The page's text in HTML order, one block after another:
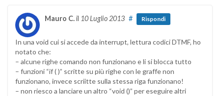
Mauro C.il 10 Luglio 2013 # Rispondi
In una void cui si accede da interrupt, lettura codici DTMF, ho
notato che:
– alcune righe comando non funzionano e li si blocca tutto
– funzioni “if ( )” scritte su più righe con le graffe non
funzionano, invece scriitte sulla stessa riga funzionano!
– non riesco a lanciare un altro “void ()” per eseguire altri